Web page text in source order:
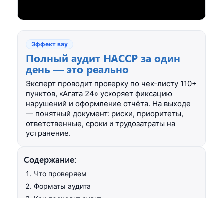
Эффект вау
Полный аудит HACCP за один
день — это реально
Эксперт проводит проверку по чек-листу 110+
пунктов, «Агата 24» ускоряет фиксацию
нарушений и оформление отчёта. На выходе
— понятный документ: риски, приоритеты,
ответственные, сроки и трудозатраты на
устранение.
Содержание:
Что проверяем
Форматы аудита